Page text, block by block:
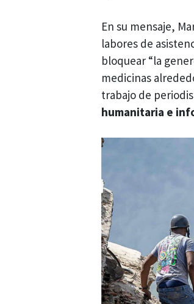
En su mensaje,
labores de
bloquear “la
medicinas
trabajo de
humanitaria e